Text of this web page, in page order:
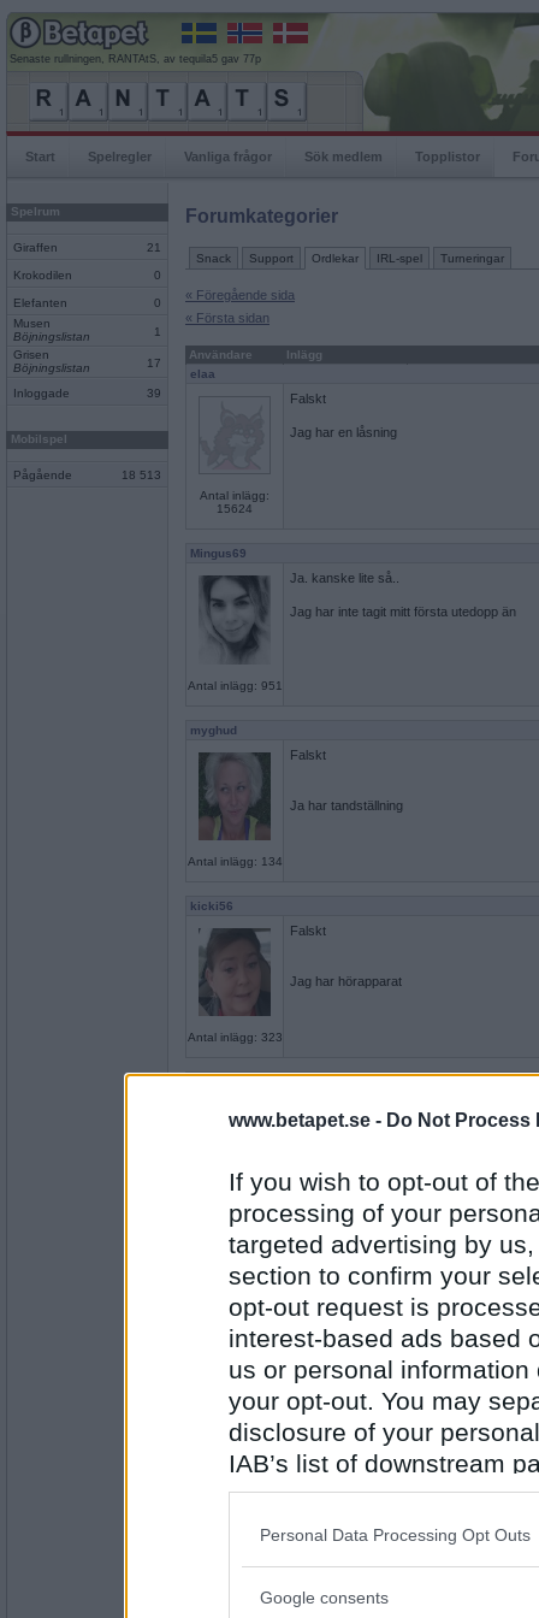
www.betapet.se - Do Not Process
If you wish to opt-out of
processing of your
targeted advertising by
section to confirm your
opt-out request is
interest-based ads based
us or personal
your opt-out. You may
disclosure of your
IAB’s list of downstream
also be disclosed by us
Downstream Participants
Please note that this
Personal Data Processing Opt Outs
Google consents
Senaste rullningen, RANTAtS, av tequila5 gav 77p
Start Spelregler Vanliga frågor Sök medlem Topplistor
Spelrum
Giraffen 21
Krokodilen 0
Elefanten
0
Musen
Böjningslistan
1
Grisen
Böjningslistan
17
Inloggade 39
Mobilspel
Pågående 18 513
Forumkategorier
Snack Support Ordlekar IRL-spel Turneringar
« Föregående sida
« Första sidan
Användare
Inlägg
elaa
Antal inlägg:
15624
Falskt
Jag har en låsning
Mingus69
Antal inlägg: 951
Ja. kanske lite så..
Jag har inte tagit mitt första utedopp än
myghud
Antal inlägg: 134
Falskt
Ja har tandställning
kicki56
Antal inlägg: 323
Falskt
Jag har hörapparat
Antal inlägg:
8557
15624
Jag har en dag att se fram emot
Sant